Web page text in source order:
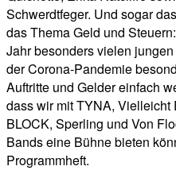
Schwerdtfeger. Und sogar
das Thema Geld und
Jahr besonders vielen
der Corona-Pandemie
Auftritte und Gelder einfach
dass wir mit TYNA, Vielleicht
BLOCK, Sperling und Von
Bands eine Bühne bieten
Programmheft.